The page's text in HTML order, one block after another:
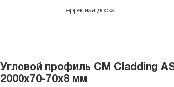
Террасная доска
Угловой профиль CM Cladding
2000х70-70х8 мм